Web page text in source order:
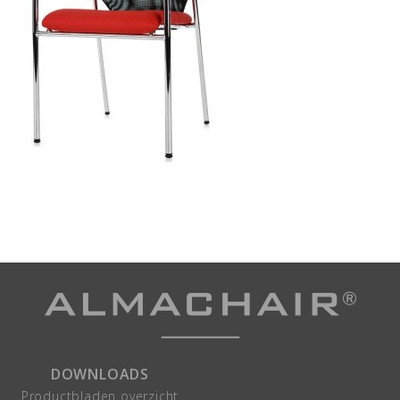
DOWNLOADS
Productbladen overzicht